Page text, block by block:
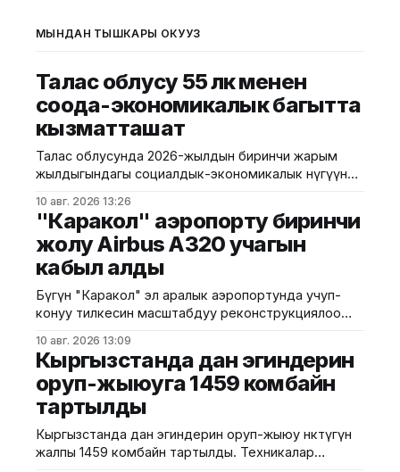
МЫНДАН ТЫШКАРЫ ОКУҢУЗ
Талас облусу 55 өлкө менен
соода-экономикалык багытта
кызматташат
Талас облусунда 2026-жылдын биринчи жарым
жылдыгындагы социалдык-экономикалык өнүгүүнүн
белгиленди. Бул тууралуу аймактык өкүлчүлүктөн
билдиришти. Жыйында экономикалык өсүш,
инвестиция тартуу, курулуш, жол
инфраструктурасы, айыл чарба жана социалдык
тармактардагы көрсөткүчтөр талкууланды.
Маалыматка ылайык, учурда Талас облусу
дүйнөнүн 55 өлкөсү менен соода-экономикалык
байланыш жүргүзүп жатат. Ошондой
10 авг. 2026 13:26
"Каракол" аэропорту биринчи
жолу Airbus A320 учагын
кабыл алды
Бүгүн "Каракол" эл аралык аэропортунда учуп-
конуу тилкесин масштабдуу реконструкциялоо
каттам аткарылды. Аэропорттун тарыхында
биринчи жолу магистралдык класстагы Airbus A320
аба кемеси кабыл алынды. Бул тууралуу
"Кыргызстан аэропорттору" ААКнын басма сөз
кызматынан билдиришти. Техникалык каттам
жаңыланган аэродром инфраструктурасынын ири
учактарды кабыл
10 авг. 2026 13:09
Кыргызстанда дан эгиндерин
оруп-жыюуга 1459 комбайн
тартылды
Кыргызстанда дан эгиндерин оруп-жыюу өнөктүгүнө
жалпы 1459 комбайн тартылды. Техникалар